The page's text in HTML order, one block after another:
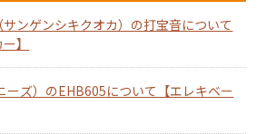
ンゲンシキクオカ）の打宝音について
】
ーズ）のEHB605について【エレキベー